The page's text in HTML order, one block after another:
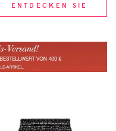
ENTDECKEN SIE